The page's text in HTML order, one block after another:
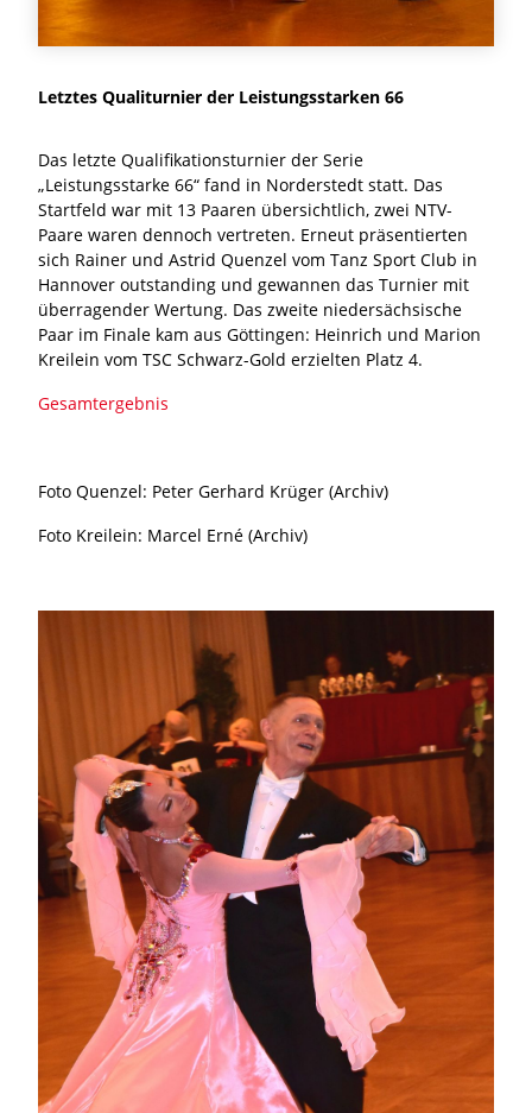
Letztes Qualiturnier der Leistungsstarken 66
Das letzte Qualifikationsturnier der Serie
„Leistungsstarke 66“ fand in Norderstedt statt. Das
Startfeld war mit 13 Paaren übersichtlich, zwei NTV-
Paare waren dennoch vertreten. Erneut präsentierten
sich Rainer und Astrid Quenzel vom Tanz Sport Club in
Hannover outstanding und gewannen das Turnier mit
überragender Wertung. Das zweite niedersächsische
Paar im Finale kam aus Göttingen: Heinrich und Marion
Kreilein vom TSC Schwarz-Gold erzielten Platz 4.
Gesamtergebnis
Foto Quenzel: Peter Gerhard Krüger (Archiv)
Foto Kreilein: Marcel Erné (Archiv)